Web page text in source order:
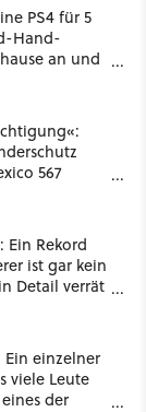
PS4 für 5
Hand-
an und
[Best of
567
Ein Rekord
ist gar kein
Detail verrät
einzelner
viele Leute
der